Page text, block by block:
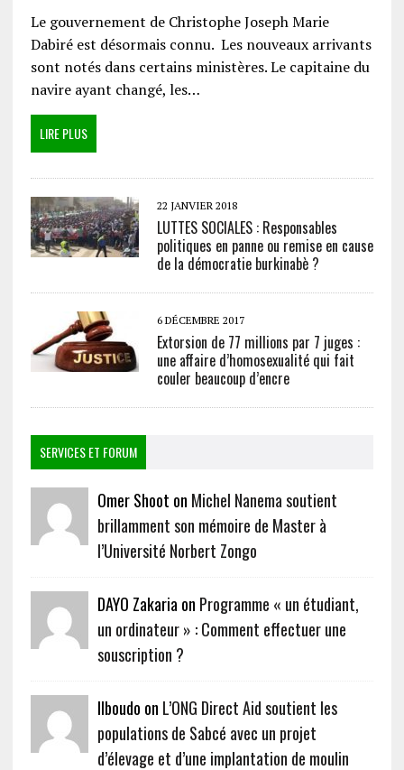
Le gouvernement de Christophe Joseph Marie
Dabiré est désormais connu. Les nouveaux arrivants
sont notés dans certains ministères. Le capitaine du
navire ayant changé, les…
LIRE PLUS
22 JANVIER 2018
LUTTES SOCIALES : Responsables
politiques en panne ou remise en cause
de la démocratie burkinabè ?
6 DÉCEMBRE 2017
Extorsion de 77 millions par 7 juges :
une affaire d’homosexualité qui fait
couler beaucoup d’encre
SERVICES ET FORUM
Omer Shoot on Michel Nanema soutient
brillamment son mémoire de Master à
l’Université Norbert Zongo
DAYO Zakaria on Programme « un étudiant,
un ordinateur » : Comment effectuer une
souscription ?
Ilboudo on L’ONG Direct Aid soutient les
populations de Sabcé avec un projet
d’élevage et d’une implantation de moulin